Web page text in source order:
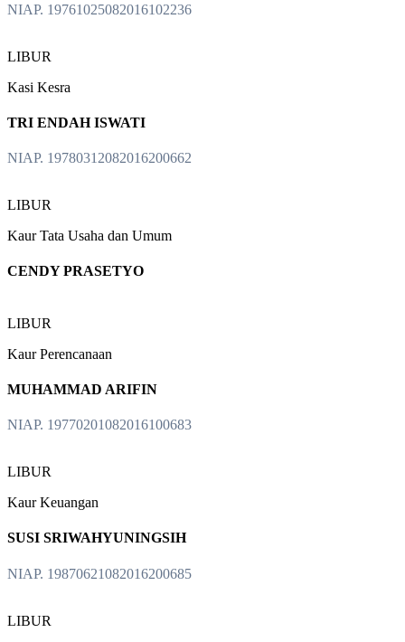
NIAP. 19761025082016102236
LIBUR
Kasi Kesra
TRI ENDAH ISWATI
NIAP. 19780312082016200662
LIBUR
Kaur Tata Usaha dan Umum
CENDY PRASETYO
LIBUR
Kaur Perencanaan
MUHAMMAD ARIFIN
NIAP. 19770201082016100683
LIBUR
Kaur Keuangan
SUSI SRIWAHYUNINGSIH
NIAP. 19870621082016200685
LIBUR